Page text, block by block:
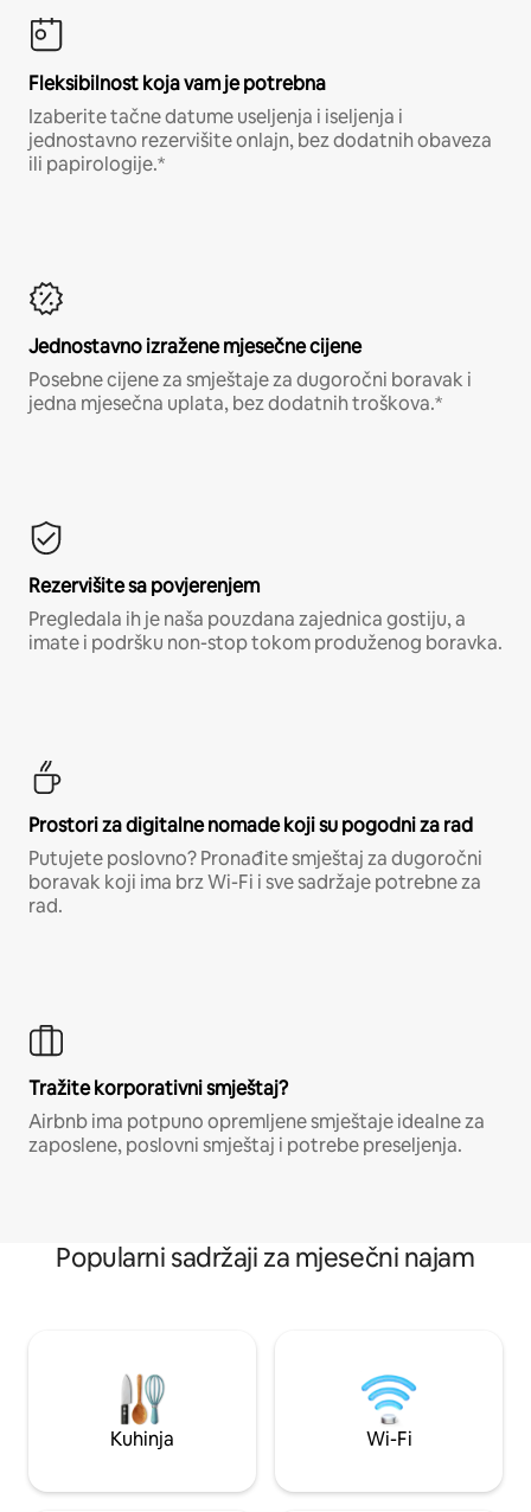
Fleksibilnost koja vam je potrebna
Izaberite tačne datume useljenja i iseljenja i
jednostavno rezervišite onlajn, bez dodatnih obaveza
ili papirologije.*
Jednostavno izražene mjesečne cijene
Posebne cijene za smještaje za dugoročni boravak i
jedna mjesečna uplata, bez dodatnih troškova.*
Rezervišite sa povjerenjem
Pregledala ih je naša pouzdana zajednica gostiju, a
imate i podršku non-stop tokom produženog boravka.
Prostori za digitalne nomade koji su pogodni za rad
Putujete poslovno? Pronađite smještaj za dugoročni
boravak koji ima brz Wi-Fi i sve sadržaje potrebne za
rad.
Tražite korporativni smještaj?
Airbnb ima potpuno opremljene smještaje idealne za
zaposlene, poslovni smještaj i potrebe preseljenja.
Popularni sadržaji za mjesečni najam
Kuhinja Wi-Fi